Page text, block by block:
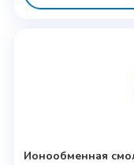
Ионообменная